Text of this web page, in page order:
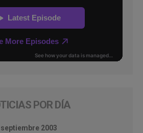
POR DÍA
septiembre 2003